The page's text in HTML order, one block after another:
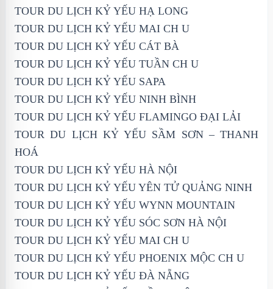
TOUR DU LỊCH KỶ YẾU HẠ LONG
TOUR DU LỊCH KỶ YẾU MAI CH U
TOUR DU LỊCH KỶ YẾU CÁT BÀ
TOUR DU LỊCH KỶ YẾU TUẦN CH U
TOUR DU LỊCH KỶ YẾU SAPA
TOUR DU LỊCH KỶ YẾU NINH BÌNH
TOUR DU LỊCH KỶ YẾU FLAMINGO ĐẠI LẢI
TOUR DU LỊCH KỶ YẾU SẦM SƠN – THANH
HOÁ
TOUR DU LỊCH KỶ YẾU HÀ NỘI
TOUR DU LỊCH KỶ YẾU YÊN TỬ QUẢNG NINH
TOUR DU LỊCH KỶ YẾU WYNN MOUNTAIN
TOUR DU LỊCH KỶ YẾU SÓC SƠN HÀ NỘI
TOUR DU LỊCH KỶ YẾU MAI CH U
TOUR DU LỊCH KỶ YẾU PHOENIX MỘC CH U
TOUR DU LỊCH KỶ YẾU ĐÀ NẴNG